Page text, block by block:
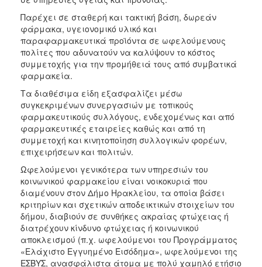
Κοινότητας
Κοινωνικό
Φαρμακείο
Δράσεις
Κοινωνικό
Παντοπωλείο
Ισότητα
των
Φύλων
Υγεία
Αυτόματοι
Απινιδωτές
ΤΟΠΟΣ
Παρέχει σε σταθερή και τακτική βάση, δωρεάν
φάρμακα, υγειονομικό υλικό και
παραφαρμακευτικά προϊόντα σε ωφελούμενους
πολίτες που αδυνατούν να καλύψουν το κόστος
συμμετοχής για την προμήθειά τους από συμβατικά
φαρμακεία.
Τα διαθέσιμα είδη εξασφαλίζει μέσω
συγκεκριμένων συνεργασιών με τοπικούς
φαρμακευτικούς συλλόγους, ενδεχομένως και από
φαρμακευτικές εταιρείες καθώς και από τη
συμμετοχή και κινητοποίηση συλλογικών φορέων,
επιχειρήσεων και πολιτών.
Ωφελούμενοι γενικότερα των υπηρεσιών του
κοινωνικού φαρμακείου είναι νοικοκυριά που
διαμένουν στον Δήμο Ηρακλείου, τα οποία βάσει
κριτηρίων και σχετικών αποδεικτικών στοιχείων του
δήμου, διαβιούν σε συνθήκες ακραίας φτώχειας ή
διατρέχουν κίνδυνο φτώχειας ή κοινωνικού
αποκλεισμού (π.χ. ωφελούμενοι του Προγράμματος
«Ελάχιστο Εγγυημένο Εισόδημα», ωφελούμενοι της
ΕΣΒΥΣ, ανασφάλιστα άτομα με πολύ χαμηλό ετήσιο